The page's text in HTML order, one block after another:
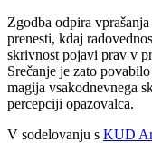
Zgodba odpira
prenesti, kdaj
skrivnost pojavi prav v
Srečanje je zato
magija vsakodnevnega
percepciji opazovalca.
V sodelovanju s KUD